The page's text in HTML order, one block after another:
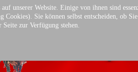
unserer Website. Einige von ihnen sind
Cookies). Sie können selbst entscheiden, ob
zur Verfügung stehen.